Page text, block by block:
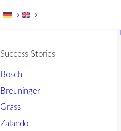
Success Stories
Bosch
Breuninger
Grass
Zalando